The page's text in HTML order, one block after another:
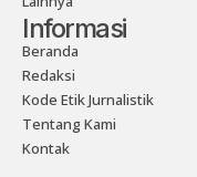
Informasi
Beranda
Redaksi
Kode Etik Jurnalistik
Tentang Kami
Kontak